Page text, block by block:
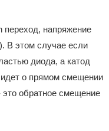
напряжение
В этом случае если
диода, а катод
идет о прямом смещении
обратное смещение